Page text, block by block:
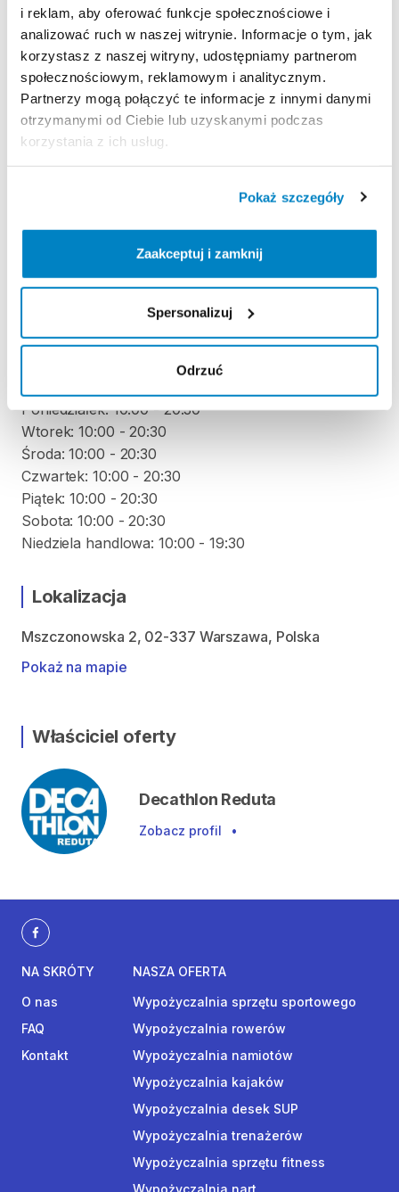
i reklam, aby oferować funkcje społecznościowe i
analizować ruch w naszej witrynie. Informacje o tym, jak
korzystasz z naszej witryny, udostępniamy partnerom
społecznościowym, reklamowym i analitycznym.
Partnerzy mogą połączyć te informacje z innymi danymi
otrzymanymi od Ciebie lub uzyskanymi podczas
korzystania z ich usług.
Pokaż szczegóły
Zaakceptuj i zamknij
Spersonalizuj
Odrzuć
Strona produktu w sklepie
Zasady wypożyczenia
REGULAMIN
Nie pobieramy kaucji za wypożyczenie tego
ODBIÓR I ZWROT SPRZĘTU
Poniedziałek: 10:00 - 20:30
Wtorek: 10:00 - 20:30
Środa: 10:00 - 20:30
Czwartek: 10:00 - 20:30
Piątek: 10:00 - 20:30
Sobota: 10:00 - 20:30
Lokalizacja
Mszczonowska 2, 02-337 Warszawa, Polska
Pokaż na mapie
Właściciel oferty
Decathlon Reduta
Zobacz profil •
NA SKRÓTY
O nas
FAQ
Kontakt
NASZA OFERTA
Wypożyczalnia sprzętu sportowego
Wypożyczalnia rowerów
Wypożyczalnia namiotów
Wypożyczalnia kajaków
Wypożyczalnia desek SUP
Wypożyczalnia trenażerów
Wypożyczalnia sprzętu fitness
Wypożyczalnia nart